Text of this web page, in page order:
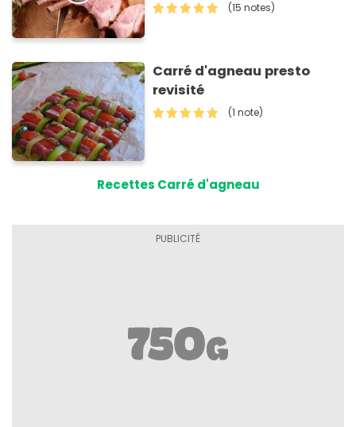
(15 notes)
Carré d'agneau presto
revisité
(1 note)
Recettes Carré d'agneau